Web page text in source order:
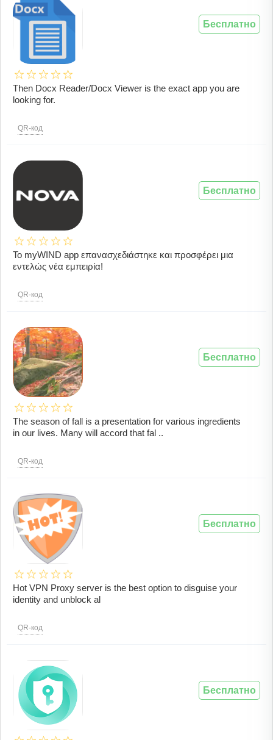
Then Docx Reader/Docx Viewer is the exact app you are
looking for.
QR-код
Бесплатно
Το myWIND app επανασχεδιάστηκε και προσφέρει μια
εντελώς νέα εμπειρία!
QR-код
Бесплатно
The season of fall is a presentation for various ingredients
in our lives. Many will accord that fal ..
QR-код
Бесплатно
Hot VPN Proxy server is the best option to disguise your
identity and unblock al
QR-код
Бесплатно
Бесплатно